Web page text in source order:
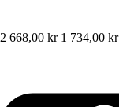
2 668,00 kr 1 734,00 kr